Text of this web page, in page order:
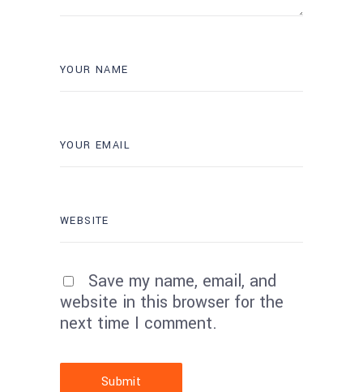
Save my name, email, and
website in this browser for the
next time I comment.
Submit